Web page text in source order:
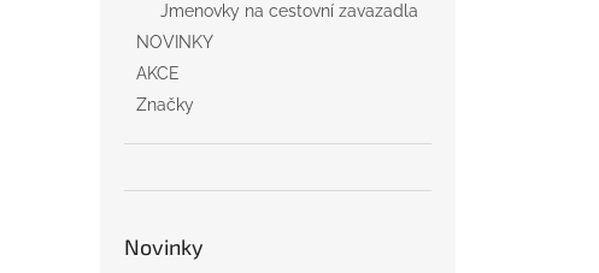
Jmenovky na cestovní zavazadla
NOVINKY
AKCE
Značky
Novinky